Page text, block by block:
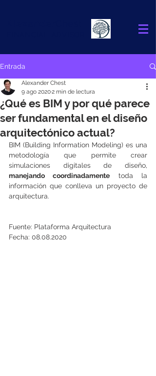
Entrada
¿Qué es BIM y por qué parece
ser fundamental en el diseño
arquitectónico actual?
Alexander Chest
9 ago 20202 min de lectura
BIM (Building Information Modeling) es una
metodología que permite crear
manejando coordinadamente toda la
información que conlleva un proyecto de
arquitectura.
Fuente: Plataforma Arquitectura
Fecha: 08.08.2020